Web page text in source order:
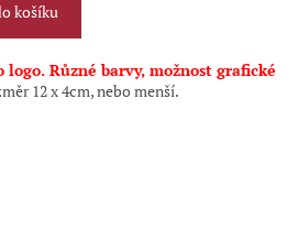
košíku
Různé barvy, možnost grafické
12 x 4cm, nebo menší.